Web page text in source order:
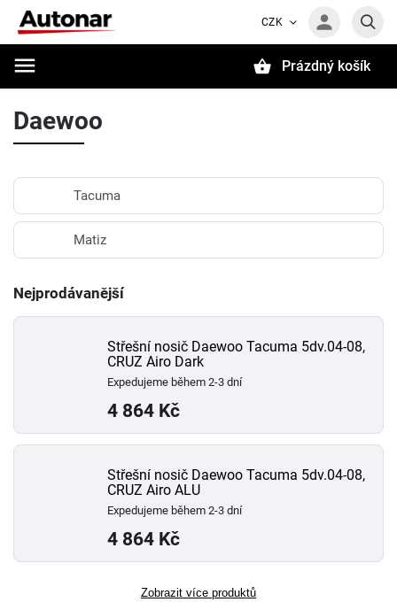
CZK
Prázdný košík
Daewoo
Tacuma
Matiz
Nejprodávanější
Střešní nosič Daewoo Tacuma 5dv.04-08,
CRUZ Airo Dark
Expedujeme během 2-3 dní
4 864 Kč
Střešní nosič Daewoo Tacuma 5dv.04-08,
CRUZ Airo ALU
Expedujeme během 2-3 dní
4 864 Kč
Zobrazit více produktů